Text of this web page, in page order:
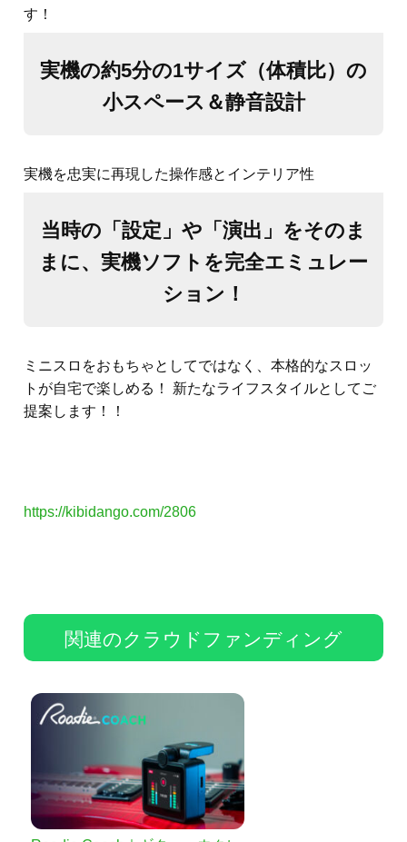
す！
実機の約5分の1サイズ（体積比）の
小スペース＆静音設計
実機を忠実に再現した操作感とインテリア性
当時の「設定」や「演出」をそのま
まに、実機ソフトを完全エミュレー
ション！
ミニスロをおもちゃとしてではなく、本格的なスロッ
トが自宅で楽しめる！ 新たなライフスタイルとしてご
提案します！！
https://kibidango.com/2806
関連のクラウドファンディング